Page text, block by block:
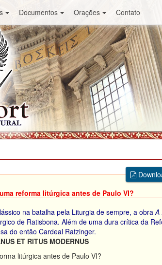
Documentos Orações Contato
reforma litúrgica antes de Paulo VI?
na batalha pela Liturgia de sempre, a obraA
de Ratisbona. Além de uma dura crítica da
do então Cardeal Ratzinger.
ET RITUS MODERNUS
litúrgica antes de Paulo VI?